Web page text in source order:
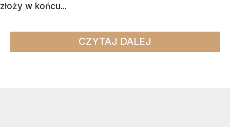
złoży w końcu...
CZYTAJ DALEJ